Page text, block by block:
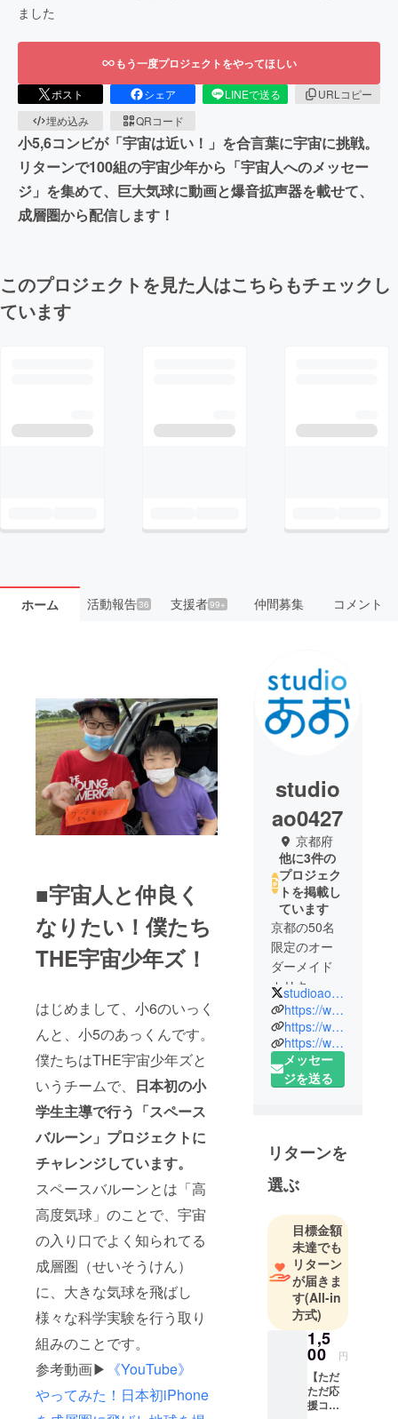
ました
もう一度プロジェクトをやってほしい
ポスト シェア LINEで送る
URLコピー
埋め込み
QRコード
小5,6コンビが「宇宙は近い！」を合言葉に宇宙に挑戦。
リターンで100組の宇宙少年から「宇宙人へのメッセー
ジ」を集めて、巨大気球に動画と爆音拡声器を載せて、
成層圏から配信します！
このプロジェクトを見た人はこちらもチェックし
ています
ホーム 活動報告36 支援者99+ 仲間募集 コメント
■宇宙人と仲良く
なりたい！僕たち
THE宇宙少年ズ！
はじめまして、小6のいっく
んと、小5のあっくんです。
僕たちはTHE宇宙少年ズと
いうチームで、 日本初の小
学生主導で行う「スペース
バルーン」プロジェクトに
チャレンジしています。
スペースバルーンとは「高
高度気球」のことで、宇宙
の入り口でよく知られてる
成層圏（せいそうけん）
に、大きな気球を飛ばし
様々な科学実験を行う取り
組みのことです。
参考動画▶︎ 《YouTube》
やってみた！日本初iPhone
studio
ao0427
京都府
他に3件の
プロジェク
トを掲載し
ています
京都の50名
限定のオー
ダーメイド
カリキュラ
ムPBL教室で
す。
学校も学年
も多様な子
どもたち
に、お商売
や、研究、
モノづくり
会と直接つ
ながる体験
をする、ア
ウトプット
ベースの教
室です。
姉妹校：ス
タジオアル
@立命館大
studioao_coleyo
https://www.youtube.com/watch?v=mVLf9Gm0SLU
https://www.coleyo.info/
https://www.terakoya-labo.com/
メッセー
ジを送る
リターンを
選ぶ
目標金額
未達でも
リターン
が届きま
す(All-in
方式)
1,5
00 円
【ただ
ただ応
援コー